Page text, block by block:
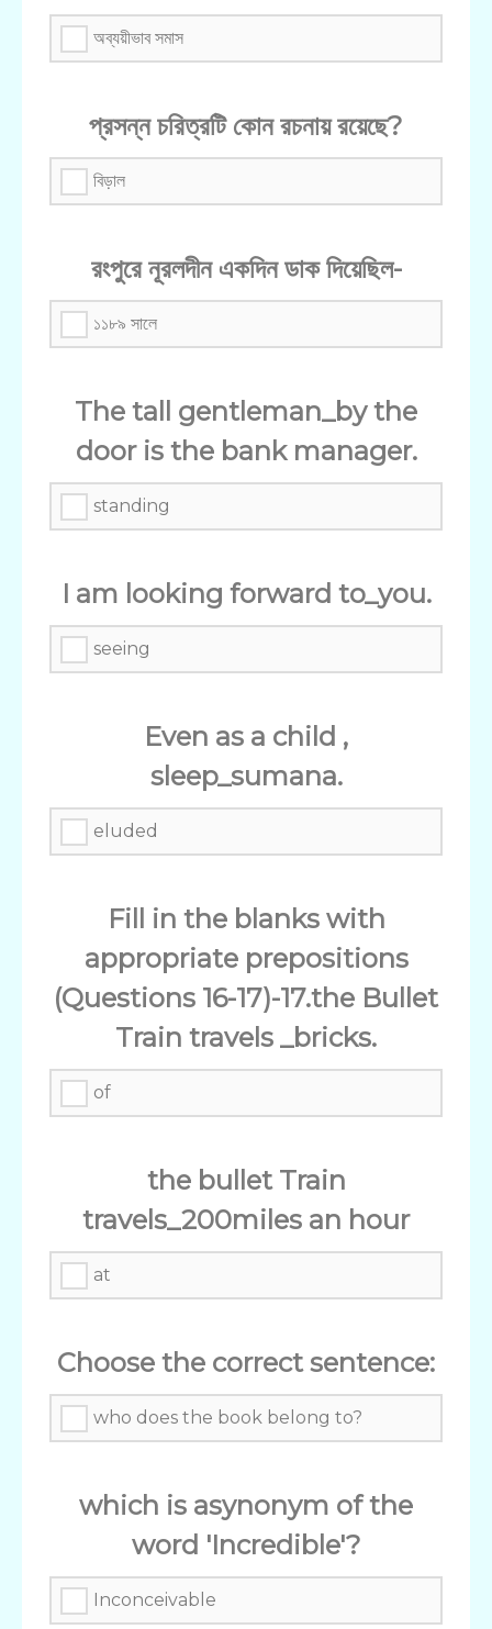
অব্যয়ীভাব সমাস
প্রসন্ন চরিত্রটি কোন রচনায় রয়েছে?
বিড়াল
রংপুরে নূরলদীন একদিন ডাক দিয়েছিল-
১১৮৯ সালে
The tall gentleman_by the
door is the bank manager.
standing
I am looking forward to_you.
seeing
Even as a child ,
sleep_sumana.
eluded
Fill in the blanks with
appropriate prepositions
(Questions 16-17)-17.the Bullet
Train travels _bricks.
of
the bullet Train
travels_200miles an hour
at
Choose the correct sentence:
who does the book belong to?
which is asynonym of the
word 'Incredible'?
Inconceivable